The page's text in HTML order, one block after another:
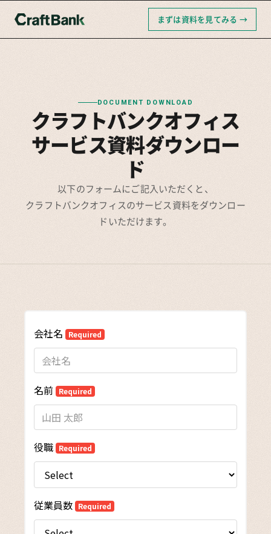
まずは資料を見てみる →
DOCUMENT DOWNLOAD
クラフトバンクオフィス
サービス資料ダウンロー
ド
以下のフォームにご記入いただくと、
クラフトバンクオフィスのサービス資料をダウンロー
ドいただけます。